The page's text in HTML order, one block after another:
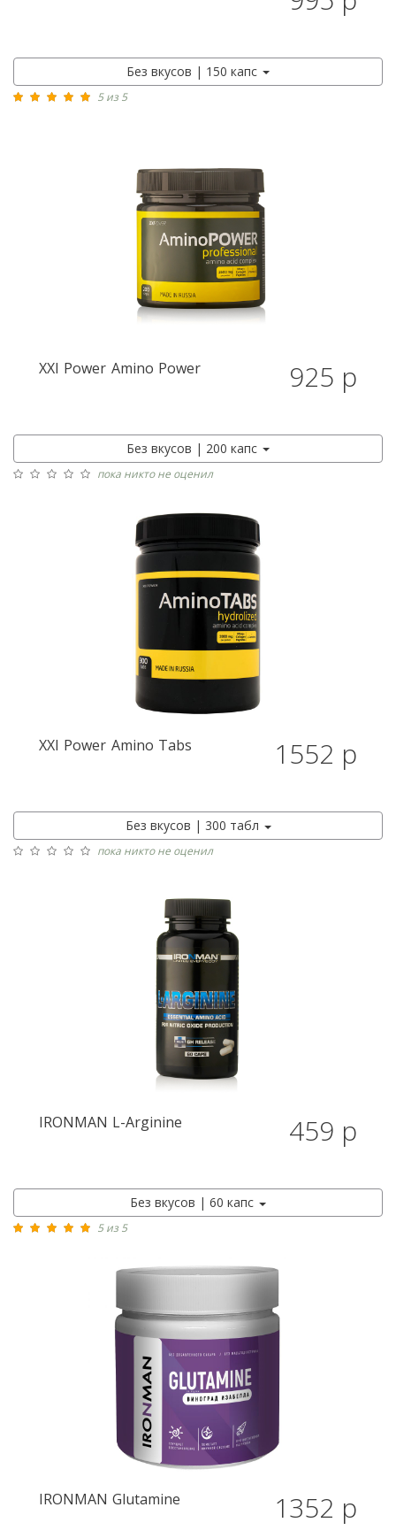
Без вкусов | 150 капс
5 из 5
XXI Power Amino Power 925 р
Без вкусов | 200 капс
пока никто не оценил
XXI Power Amino Tabs 1552 р
Без вкусов | 300 табл
пока никто не оценил
IRONMAN L-Arginine 459 р
Без вкусов | 60 капс
5 из 5
IRONMAN Glutamine 1352 р